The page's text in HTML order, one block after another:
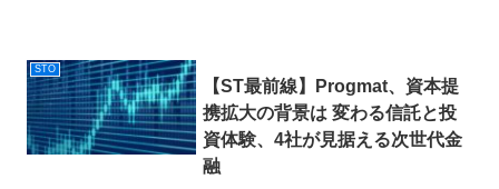
STO
【ST最前線】Progmat、資本提
携拡大の背景は 変わる信託と投
資体験、4社が見据える次世代金
融